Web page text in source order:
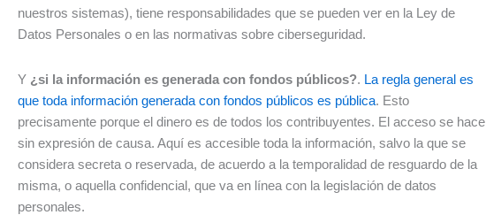
nuestros sistemas), tiene responsabilidades que se pueden ver en la Ley de
Datos Personales o en las normativas sobre ciberseguridad.
Y ¿si la información es generada con fondos públicos?. La regla general es
que toda información generada con fondos públicos es pública. Esto
precisamente porque el dinero es de todos los contribuyentes. El acceso se hace
sin expresión de causa. Aquí es accesible toda la información, salvo la que se
considera secreta o reservada, de acuerdo a la temporalidad de resguardo de la
misma, o aquella confidencial, que va en línea con la legislación de datos
personales.